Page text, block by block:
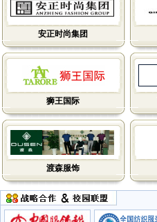
安正时尚集团
狮王国际
渡森服饰